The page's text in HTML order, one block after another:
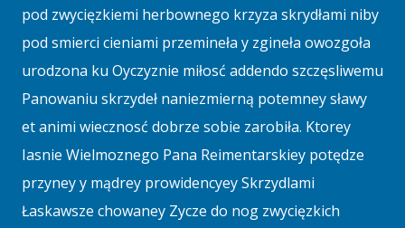
pod zwycięzkiemi herbownego krzyza skrydłami niby
pod smierci cieniami przemineła y zgineła owozgoła
urodzona ku Oyczyznie miłosć addendo szczęsliwemu
Panowaniu skrzydeł naniezmierną potemney sławy
et animi wiecznosć dobrze sobie zarobiła. Ktorey
Iasnie Wielmoznego Pana Reimentarskiey potędze
przyney y mądrey prowidencyey Skrzydlami
Łaskawsze chowaney Zycze do nog zwycięzkich